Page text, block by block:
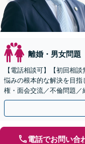
離婚・男女問題
【電話相談可】【初回相
悩みの根本的な解決を目
権・面会交流／不倫問題
協議・調停・裁判の実績
電話でお問い合